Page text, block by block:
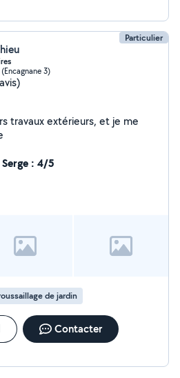
Particulier
3)
travaux extérieurs, et je me
: 4/5
de jardin
Contacter